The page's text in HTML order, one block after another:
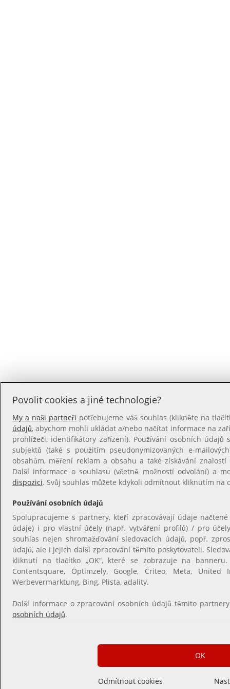
Povolit cookies a jiné technologie?
My a naši partneři potřebujeme váš souhlas (klikněte na
údajů, abychom mohli ukládat a/nebo načítat informace na
prohlížeči, identifikátory zařízení). Používání osobních
subjektů (také s použitím pseudonymizovaných e-
obsahům, měření reklam a obsahu a také získávání
Další informace o souhlasu (včetně možností odvolání) a
dispozici. Svůj souhlas můžete kdykoli odmítnout kliknutím na
Používání osobních údajů
Spolupracujeme s partnery, kteří zpracovávají údaje
údaje) i pro vlastní účely (např. vytváření profilů) / pro
souhlas nejen shromažďování sledovacích údajů, popř.
údajů, ale i jejich další zpracování těmito poskytovateli.
kliknutí na tlačítko „OK“, které se zobrazuje na
Contentsquare, Optimzely, Google, Criteo, Meta, United
Werbevermarktung, Bing, Plista, adality.
Další informace o zpracování osobních údajů těmito
osobních údajů.
Odmítnout cookies
OK